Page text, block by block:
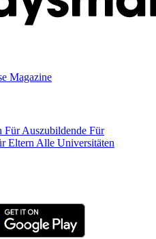
Magazine
Für Auszubildende Für
Eltern Alle Universitäten